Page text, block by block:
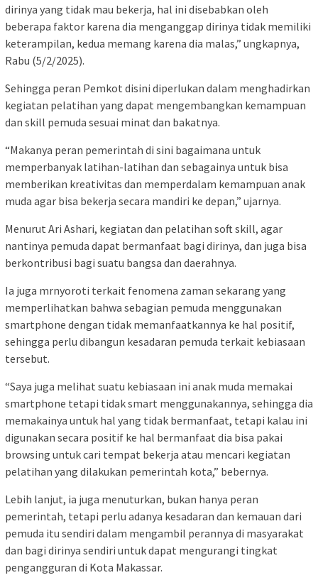
dirinya yang tidak mau bekerja, hal ini disebabkan oleh
beberapa faktor karena dia menganggap dirinya tidak memiliki
keterampilan, kedua memang karena dia malas,” ungkapnya,
Rabu (5/2/2025).
Sehingga peran Pemkot disini diperlukan dalam menghadirkan
kegiatan pelatihan yang dapat mengembangkan kemampuan
dan skill pemuda sesuai minat dan bakatnya.
“Makanya peran pemerintah di sini bagaimana untuk
memperbanyak latihan-latihan dan sebagainya untuk bisa
memberikan kreativitas dan memperdalam kemampuan anak
muda agar bisa bekerja secara mandiri ke depan,” ujarnya.
Menurut Ari Ashari, kegiatan dan pelatihan soft skill, agar
nantinya pemuda dapat bermanfaat bagi dirinya, dan juga bisa
berkontribusi bagi suatu bangsa dan daerahnya.
Ia juga mrnyoroti terkait fenomena zaman sekarang yang
memperlihatkan bahwa sebagian pemuda menggunakan
smartphone dengan tidak memanfaatkannya ke hal positif,
sehingga perlu dibangun kesadaran pemuda terkait kebiasaan
tersebut.
“Saya juga melihat suatu kebiasaan ini anak muda memakai
smartphone tetapi tidak smart menggunakannya, sehingga dia
memakainya untuk hal yang tidak bermanfaat, tetapi kalau ini
digunakan secara positif ke hal bermanfaat dia bisa pakai
browsing untuk cari tempat bekerja atau mencari kegiatan
pelatihan yang dilakukan pemerintah kota,” bebernya.
Lebih lanjut, ia juga menuturkan, bukan hanya peran
pemerintah, tetapi perlu adanya kesadaran dan kemauan dari
pemuda itu sendiri dalam mengambil perannya di masyarakat
dan bagi dirinya sendiri untuk dapat mengurangi tingkat
pengangguran di Kota Makassar.